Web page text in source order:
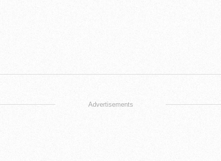
Advertisements